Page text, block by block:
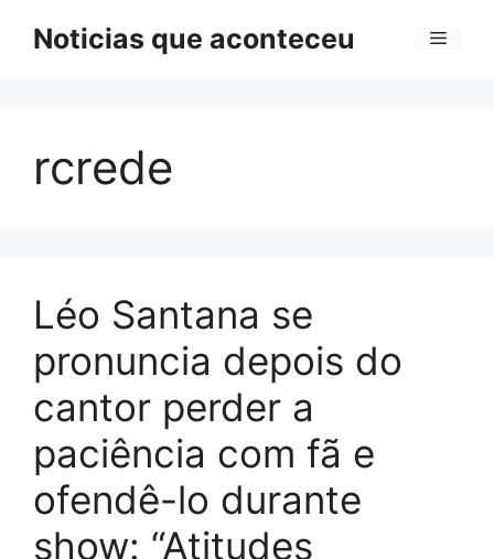
Noticias que aconteceu Menu
rcrede
Léo Santana se
pronuncia depois do
cantor perder a
paciência com fã e
ofendê-lo durante
show: “Atitudes